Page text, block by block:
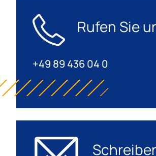
Rufen Sie
+49 89 436 04 0